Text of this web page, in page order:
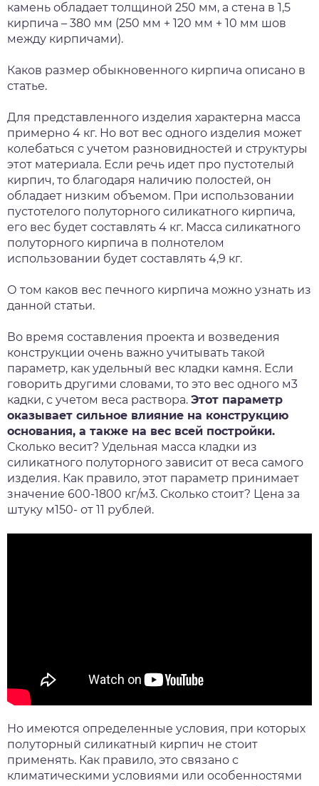
камень обладает толщиной 250 мм, а стена в 1,5
кирпича – 380 мм (250 мм + 120 мм + 10 мм шов
между кирпичами).
Каков размер обыкновенного кирпича описано в
статье.
Для представленного изделия характерна масса
примерно 4 кг. Но вот вес одного изделия может
колебаться с учетом разновидностей и структуры
этот материала. Если речь идет про пустотелый
кирпич, то благодаря наличию полостей, он
обладает низким объемом. При использовании
пустотелого полуторного силикатного кирпича,
его вес будет составлять 4 кг. Масса силикатного
полуторного кирпича в полнотелом
использовании будет составлять 4,9 кг.
О том каков вес печного кирпича можно узнать из
данной статьи.
Во время составления проекта и возведения
конструкции очень важно учитывать такой
параметр, как удельный вес кладки камня. Если
говорить другими словами, то это вес одного м3
кадки, с учетом веса раствора. Этот параметр
оказывает сильное влияние на конструкцию
основания, а также на вес всей постройки.
Сколько весит? Удельная масса кладки из
силикатного полуторного зависит от веса самого
изделия. Как правило, этот параметр принимает
значение 600-1800 кг/м3. Сколько стоит? Цена за
штуку м150- от 11 рублей.
Но имеются определенные условия, при которых
полуторный силикатный кирпич не стоит
применять. Как правило, это связано с
климатическими условиями или особенностями